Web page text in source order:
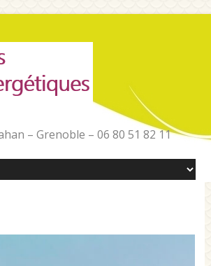
– Grenoble – 06 80 51 82 11